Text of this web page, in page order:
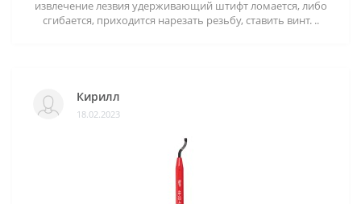
извлечение лезвия удерживающий штифт ломается, либо
сгибается, приходится нарезать резьбу, ставить винт. ..
Кирилл
18.02.2023